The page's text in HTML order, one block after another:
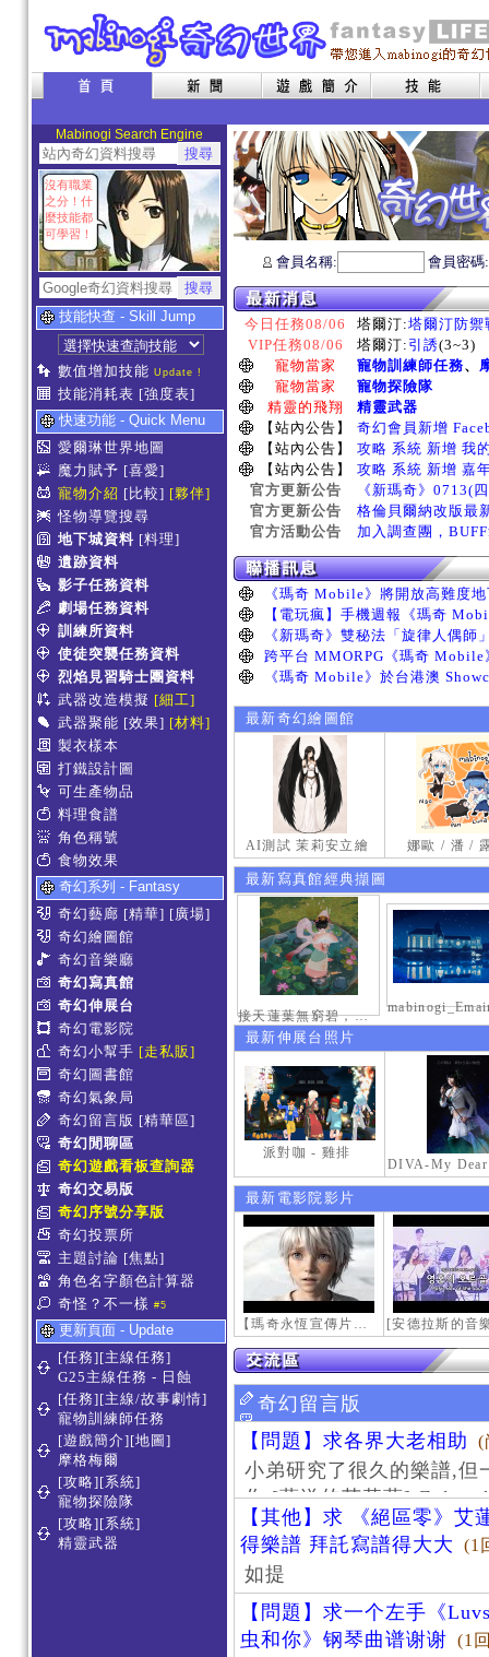
Mabinogi Search Engine
沒有職業
之分！什
麼技能都
可學習！
技能快查 - Skill Jump
數值增加技能 Update !
技能消耗表 [強度表]
快速功能 - Quick Menu
愛爾琳世界地圖
魔力賦予 [喜愛]
寵物介紹 [比較] [夥伴]
怪物導覽搜尋
地下城資料 [料理]
遺跡資料
影子任務資料
劇場任務資料
訓練所資料
使徒突襲任務資料
烈焰見習騎士團資料
武器改造模擬 [細工]
武器聚能 [效果] [材料]
製衣樣本
打鐵設計圖
可生產物品
料理食譜
角色稱號
食物效果
奇幻系列 - Fantasy
奇幻藝廊 [精華] [廣場]
奇幻繪圖館
奇幻音樂廳
奇幻寫真館
奇幻伸展台
奇幻電影院
奇幻小幫手 [走私販]
奇幻圖書館
奇幻氣象局
奇幻留言版 [精華區]
奇幻閒聊區
奇幻遊戲看板查詢器
奇幻交易版
奇幻序號分享版
奇幻投票所
主題討論 [焦點]
角色名字顏色計算器
奇怪？不一樣 #5
更新頁面 - Update
[任務][主線任務]
G25主線任務 - 日蝕
[任務][主線/故事劇情]
寵物訓練師任務
[遊戲簡介][地圖]
摩格梅爾
[攻略][系統]
寵物探險隊
[攻略][系統]
精靈武器
會員名稱: 會員密
今日任務08/06 塔爾汀:塔爾汀防禦
VIP任務08/06
塔爾汀: 引誘(3~3)
寵物當家
寵物訓練師任務、
寵物當家
寵物探險隊
精靈的飛翔
精靈武器
【站內公告】
奇幻會員新增
【站內公告】
攻略 系統 新增 我
【站內公告】
攻略 系統 新增 嘉
官方更新公告
《新瑪奇》0713(
官方更新公告
格倫貝爾納改版最
官方活動公告
加入調查團，
最新奇幻繪圖館
AI測試 茉莉安立繪 娜歐 / 潘 /
最新寫真館經典擷圖
接天蓮葉無窮碧，映日荷花別樣紅。
最新伸展台照片
派對咖 - 雞排
最新電影院影片
【瑪奇永恆宣傳片】最初的感動
奇幻留言版
【問題】求各界大老相助
(
小弟研究了很久的樂譜,但
作 [葬送的芙莉蓮]-
【其他】求 《絕區零》艾
得樂譜 拜託寫譜得大大
(1
如提
【問題】求一个左手《
虫和你》钢琴曲谱谢谢 (1